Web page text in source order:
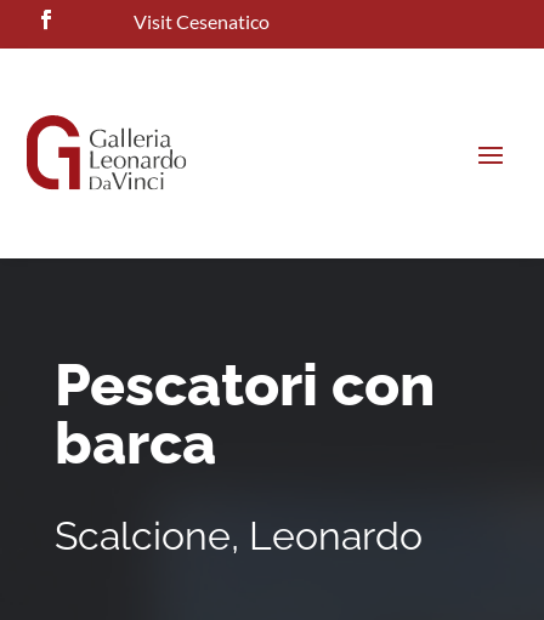
Visit Cesenatico
Pescatori con
barca
Scalcione, Leonardo